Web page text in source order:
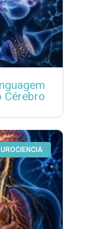
Cérebro